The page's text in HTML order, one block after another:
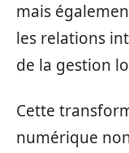
mais
les relations
de la gestion
Cette
numérique